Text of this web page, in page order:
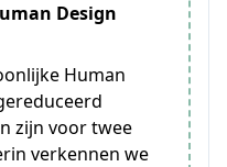
Design
Human
zijn voor twee
verkennen we